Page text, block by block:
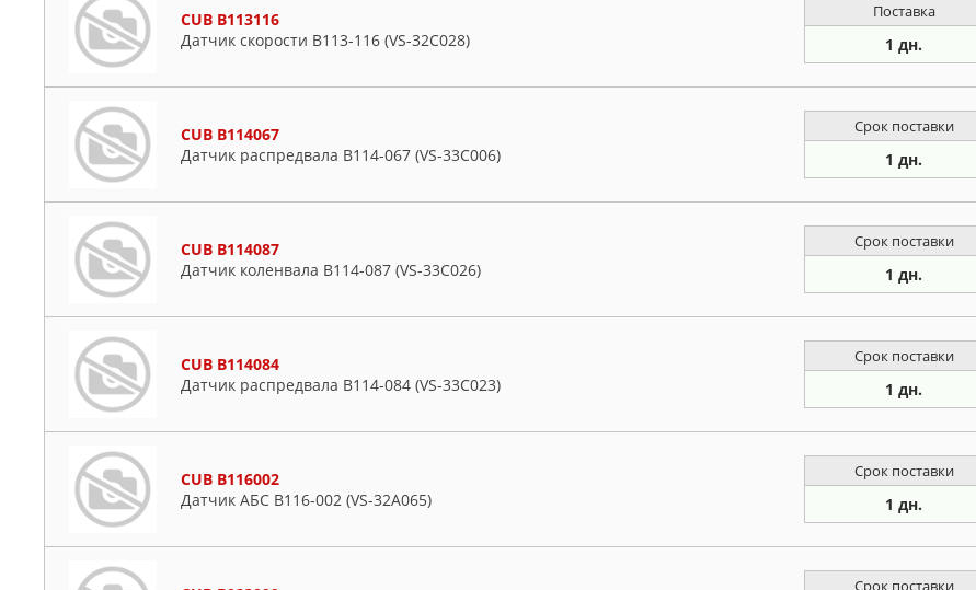
CUB B113116
Датчик скорости B113-116 (VS-32C028)
Поставка
1 дн.
CUB B114067
Датчик распредвала B114-067 (VS-33C006)
Срок поставки
1 дн.
CUB B114087
Датчик коленвала B114-087 (VS-33C026)
Срок поставки
1 дн.
CUB B114084
Датчик распредвала B114-084 (VS-33C023)
Срок поставки
1 дн.
CUB B116002
Датчик АБС B116-002 (VS-32A065)
Срок поставки
1 дн.
Срок поставки